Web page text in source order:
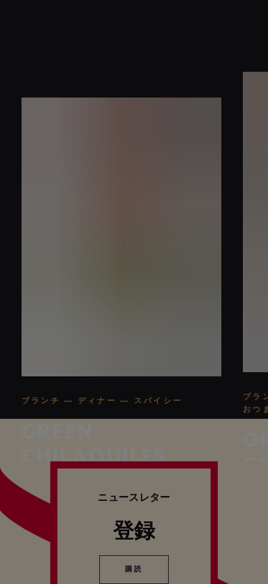
ブランチ — ディナー — スパイシー
CHILAQUILES
ブラ
おつ
ニュースレター
登録
購読
購読